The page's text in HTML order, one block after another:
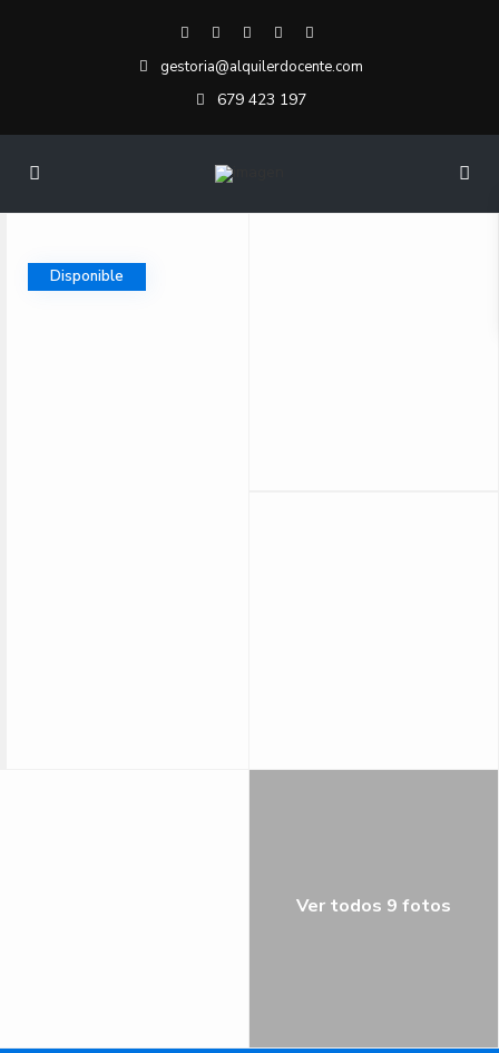
gestoria@alquilerdocente.com
679 423 197
Disponible
Ver todos 9 fotos